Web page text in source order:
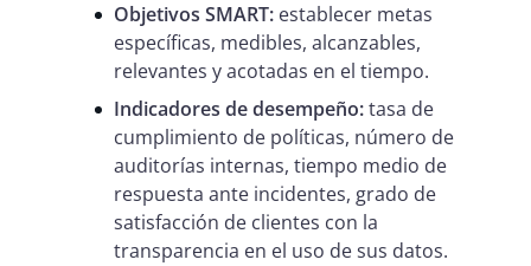
Objetivos SMART: establecer metas
específicas, medibles, alcanzables,
relevantes y acotadas en el tiempo.
Indicadores de desempeño:tasa de
cumplimiento de políticas, número de
auditorías internas, tiempo medio de
respuesta ante incidentes, grado de
satisfacción de clientes con la
transparencia en el uso de sus datos.